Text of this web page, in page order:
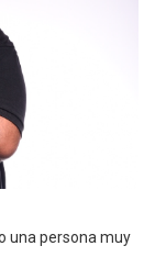
una persona muy